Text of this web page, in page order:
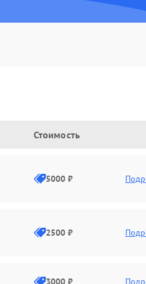
Стоимость
5000 ₽
2500 ₽
3000 ₽